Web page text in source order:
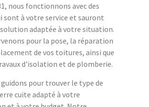
nous fonctionnons avec des
sont à votre service et sauront
adaptée à votre situation.
pour la pose, la réparation
de vos toitures, ainsi que
d'isolation et de plomberie.
guidons pour trouver le type de
cuite adapté à votre